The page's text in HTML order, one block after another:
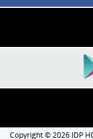
Copyright © 2026 IDP